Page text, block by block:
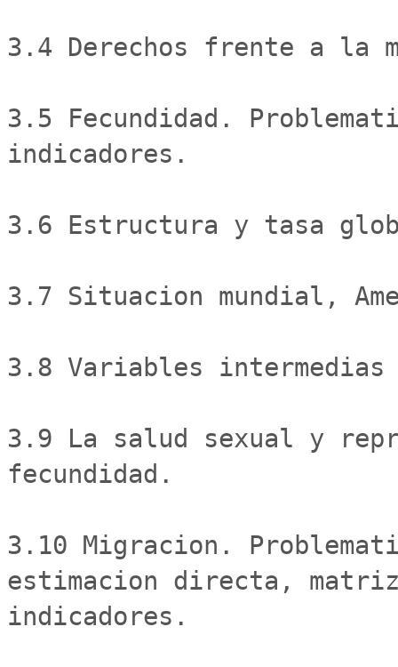
3.4 Derechos frente a la
3.5 Fecundidad.
indicadores.
3.6 Estructura y tasa
3.7 Situacion mundial,
3.8 Variables
3.9 La salud sexual y
fecundidad.
3.10 Migracion.
estimacion directa,
indicadores.